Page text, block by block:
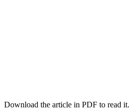
Download the article in PDF to read it.